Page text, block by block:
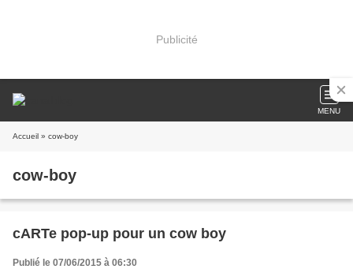
Publicité
MENU
Accueil » cow-boy
cow-boy
cARTe pop-up pour un cow boy
Publié le 07/06/2015 à 06:30